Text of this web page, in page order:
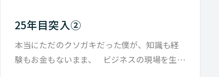
25年目突入②
本当にただのクソガキだった僕が、知識も経
験もお金もないまま、 ビジネスの現場を生き